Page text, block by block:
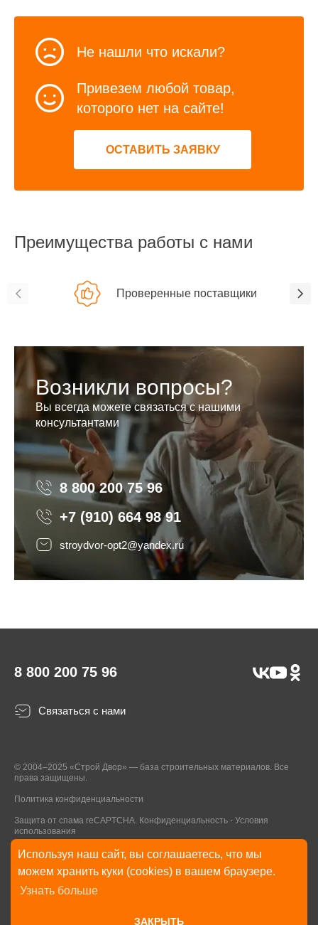
Используя наш сайт, вы соглашаетесь, что мы
можем хранить куки (cookies) в вашем браузере.
Узнать больше
ЗАКРЫТЬ
Не нашли что искали?
Привезем любой товар,
которого нет на сайте!
ОСТАВИТЬ ЗАЯВКУ
Преимущества работы с нами
Проверенные поставщики
Возникли вопросы?
Вы всегда можете связаться с нашими
консультантами
8 800 200 75 96 8 800 200 75 96
+7 (910) 664 98 91
stroydvor-opt2@yandex.ru
8 800 200 75 96
Связаться с нами
© 2004–2025 «Строй Двор» — база строительных материалов. Все
права защищены.
Политика конфиденциальности
Защита от спама reCAPTCHA. Конфиденциальность - Условия
использования
* Указанные на Сайте цены, комплектации, описания и технические
характеристики могут быть изменены в любое время без уведомления
пользователей Сайта. Внешний вид товаров и упаковки может